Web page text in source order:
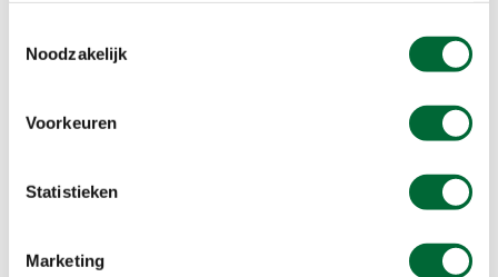
Noodzakelijk
Voorkeuren
Statistieken
Marketing
een stadsplattegrond met de route.
kijven
De Jordaan is een hit voor hofjesverzamelaars.
Het is er druk en vandaar ook opvallend vaak het
vloeken. Wandelroute
: rondwandeling van 6 km.